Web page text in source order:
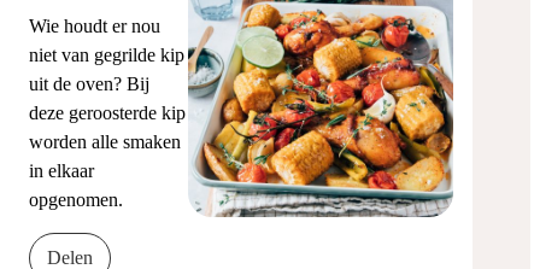
Wie houdt er nou
niet van gegrilde kip
uit de oven? Bij
deze geroosterde kip
worden alle smaken
in elkaar
opgenomen.
Delen